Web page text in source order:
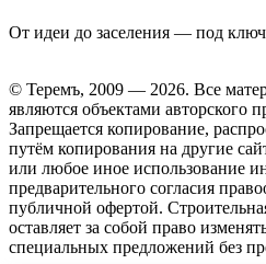
От идеи до заселения — под ключ
© Теремъ, 2009 — 2026. Все
являются объектами авторского
Запрещается копирование,
путём копирования на другие
или любое иное использование
предварительного согласия
публичной офертой.
оставляет за собой право
специальных предложений без